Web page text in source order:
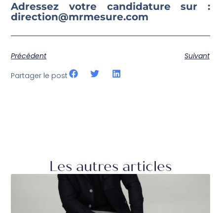
Adressez votre candidature sur :
direction@mrmesure.com
Précédent
Suivant
Partager le post
Les autres articles